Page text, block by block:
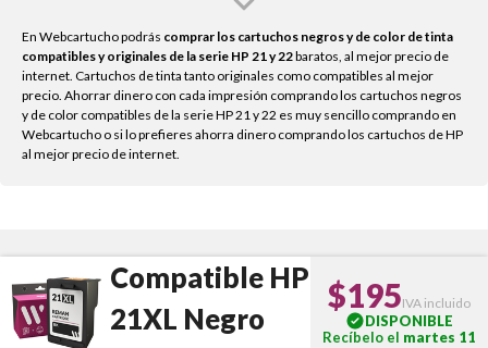
En Webcartucho podrás comprar los cartuchos negros y de color de tinta
compatibles y originales de la serie HP 21 y 22baratos, al mejor precio de
internet. Cartuchos de tinta tanto originales como compatibles al mejor
precio. Ahorrar dinero con cada impresión comprando los cartuchos negros
y de color compatibles de la serie HP 21 y 22 es muy sencillo comprando en
Webcartucho o si lo prefieres ahorra dinero comprando los cartuchos de HP
al mejor precio de internet.
Compatible HP
21XL Negro
$195IVA incluido
DISPONIBLE
Recíbelo el martes 11